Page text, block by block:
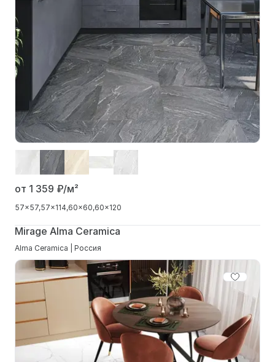
от 1 359 ₽/м²
57x57 57x114 60x60 60x120
Mirage Alma Ceramica
Alma Ceramica | Россия